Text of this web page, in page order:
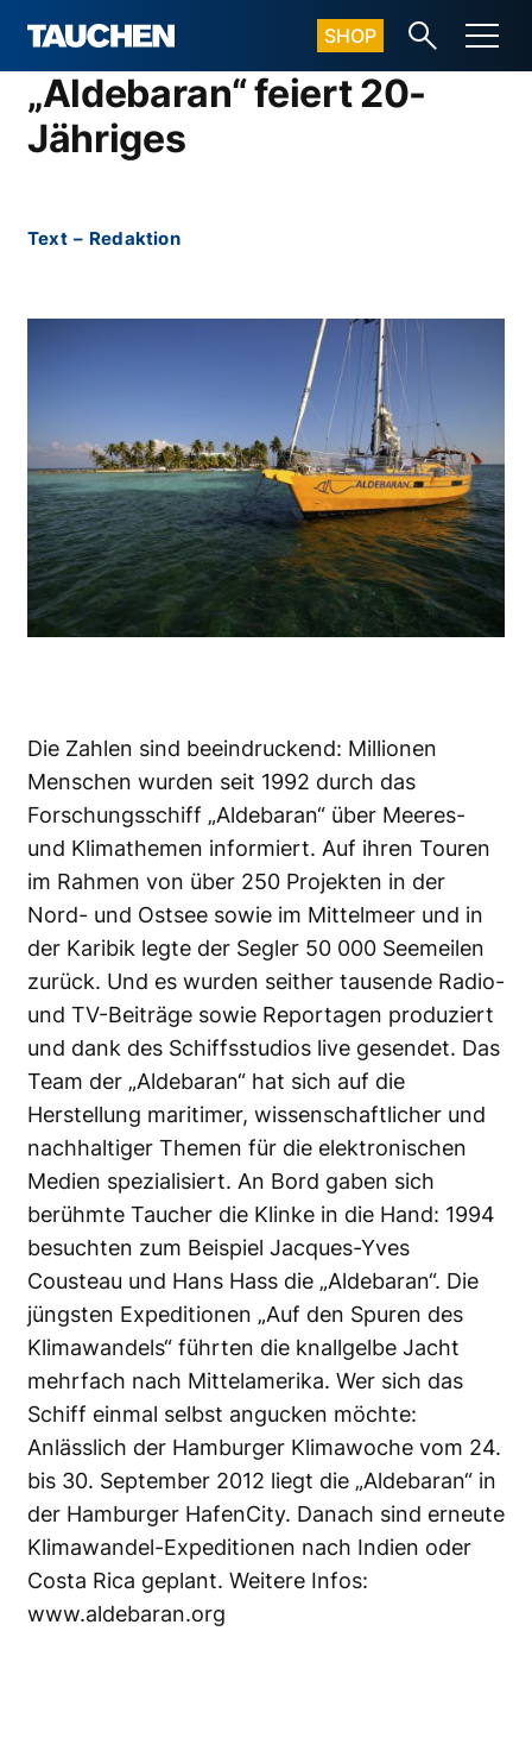
SHOP
„Aldebaran“ feiert 20-
Jähriges
Text – Redaktion
Die Zahlen sind beeindruckend: Millionen
Menschen wurden seit 1992 durch das
Forschungsschiff „Aldebaran“ über Meeres-
und Klimathemen informiert. Auf ihren Touren
im Rahmen von über 250 Projekten in der
Nord- und Ostsee sowie im Mittelmeer und in
der Karibik legte der Segler 50 000 Seemeilen
zurück. Und es wurden seither tausende Radio-
und TV-Beiträge sowie Reportagen produziert
und dank des Schiffsstudios live gesendet. Das
Team der „Aldebaran“ hat sich auf die
Herstellung maritimer, wissenschaftlicher und
nachhaltiger Themen für die elektronischen
Medien spezialisiert. An Bord gaben sich
berühmte Taucher die Klinke in die Hand: 1994
besuchten zum Beispiel Jacques-Yves
Cousteau und Hans Hass die „Aldebaran“. Die
jüngsten Expeditionen „Auf den Spuren des
Klimawandels“ führten die knallgelbe Jacht
mehrfach nach Mittelamerika. Wer sich das
Schiff einmal selbst angucken möchte:
Anlässlich der Hamburger Klimawoche vom 24.
bis 30. September 2012 liegt die „Aldebaran“ in
der Hamburger HafenCity. Danach sind erneute
Klimawandel-Expeditionen nach Indien oder
Costa Rica geplant. Weitere Infos:
www.aldebaran.org